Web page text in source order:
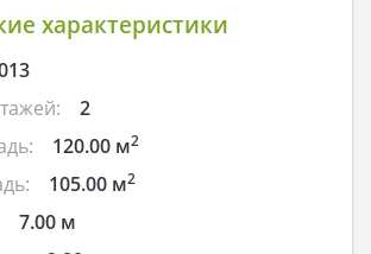
характеристики
2
120.00 м2
105.00 м2
7.00 м